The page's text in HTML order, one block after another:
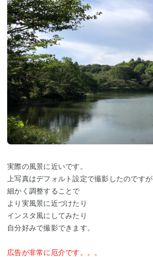
実際の風景に近いです。
上写真はデフォルト設定で撮影したのですが
細かく調整することで
より実風景に近づけたり
インスタ風にしてみたり
自分好みで撮影できます。
広告が非常に厄介です。。。